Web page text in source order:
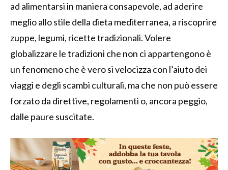
ad alimentarsi in maniera consapevole, ad aderire
meglio allo stile della dieta mediterranea, a riscoprire
zuppe, legumi, ricette tradizionali. Volere
globalizzare le tradizioni che non ci appartengono è
un fenomeno che è vero si velocizza con l’aiuto dei
viaggi e degli scambi culturali, ma che non può essere
forzato da direttive, regolamenti o, ancora peggio,
dalle paure suscitate.